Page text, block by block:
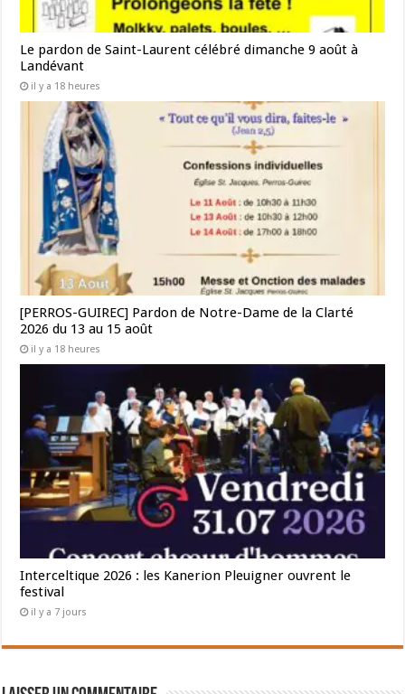
Le pardon de Saint-Laurent célébré dimanche 9 août à
Landévant
il y a 18 heures
[PERROS-GUIREC] Pardon de Notre-Dame de la Clarté
2026 du 13 au 15 août
il y a 18 heures
Interceltique 2026 : les Kanerion Pleuigner ouvrent le
festival
il y a 7 jours